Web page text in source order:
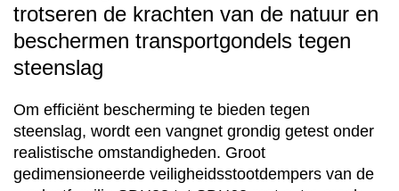
trotseren de krachten van de natuur en
beschermen transportgondels tegen
steenslag
Om efficiënt bescherming te bieden tegen
steenslag, wordt een vangnet grondig getest onder
realistische omstandigheden. Groot
gedimensioneerde veiligheidsstootdempers van de